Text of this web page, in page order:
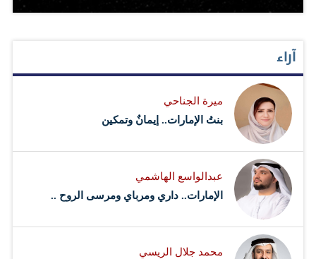
آراء
ميرة الجناحي
بنتُ الإمارات.. إيمانٌ وتمكين
عبدالواسع الهاشمي
الإمارات.. داري ومرباي ومرسى الروح ..
محمد جلال الريسي